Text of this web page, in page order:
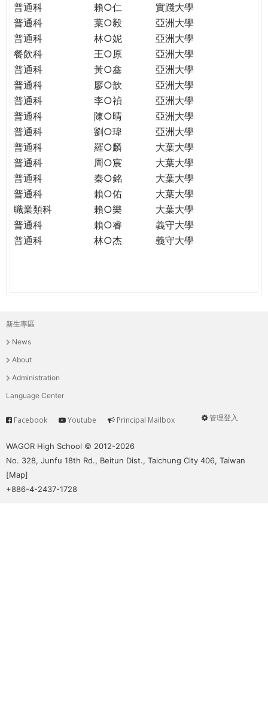
普通科
賴○仁
實踐大學
普通科
葉○毅
亞洲大學
普通科
林○妮
亞洲大學
餐飲科
王○原
亞洲大學
普通科
黃○鑫
亞洲大學
普通科
廖○歆
亞洲大學
普通科
李○禎
亞洲大學
普通科
陳○晴
亞洲大學
普通科
劉○瑋
亞洲大學
普通科
羅○麟
大葉大學
普通科
周○宸
大葉大學
普通科
秦○銘
大葉大學
普通科
賴○佑
大葉大學
職業類科
賴○樂
大葉大學
普通科
賴○睿
義守大學
普通科
林○杰 義守大學
主
選
單
新生專區
News
About
Administration
Language Center
User
管理登入
Service
Facebook Youtube Principal Mailbox
WAGOR High School © 2012-2026
No. 328, Junfu 18th Rd., Beitun Dist., Taichung City 406, Taiwan
[Map]
+886-4-2437-1728